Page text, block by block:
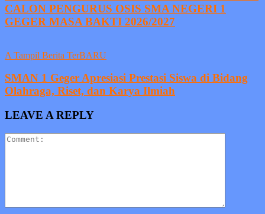
CALON PENGURUS OSIS SMA NEGERI 1
GEGER MASA BAKTI 2026/2027
A Tampil Berita TerBARU
SMAN 1 Geger Apresiasi Prestasi Siswa di Bidang
Olahraga, Riset, dan Karya Ilmiah
LEAVE A REPLY